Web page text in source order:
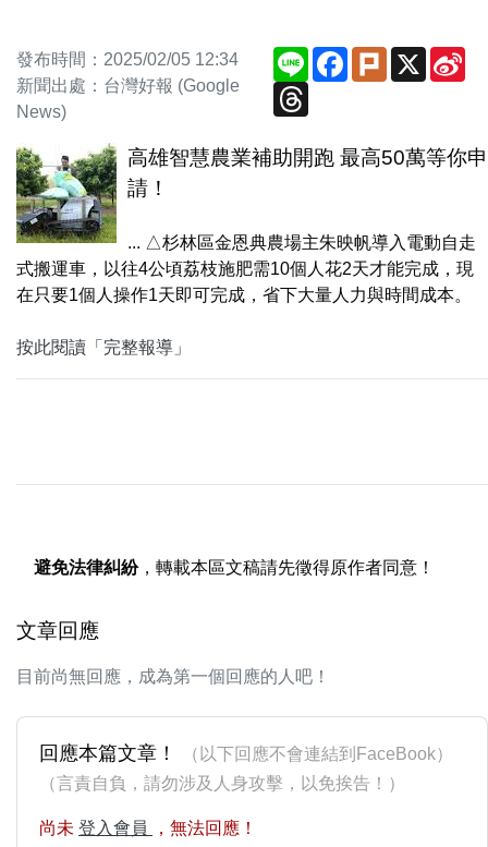
發布時間：2025/02/05 12:34
新聞出處：台灣好報 (Google
News)
Line Facebook
Plurk X
高雄智慧農業補助開跑 最高50萬等你申
請！
... △杉林區金恩典農場主朱映帆導入電動自走
式搬運車，以往4公頃荔枝施肥需10個人花2天才能完成，現
在只要1個人操作1天即可完成，省下大量人力與時間成本。
按此閱讀「完整報導」
避免法律糾紛，轉載本區文稿請先徵得原作者同意！
文章回應
目前尚無回應，成為第一個回應的人吧！
回應本篇文章！
（以下回應不會連結到FaceBook）
（言責自負，請勿涉及人身攻擊，以免挨告！）
尚未 登入會員 ，無法回應！